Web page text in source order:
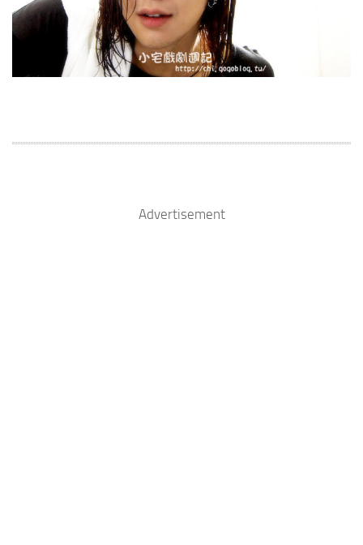
Advertisement